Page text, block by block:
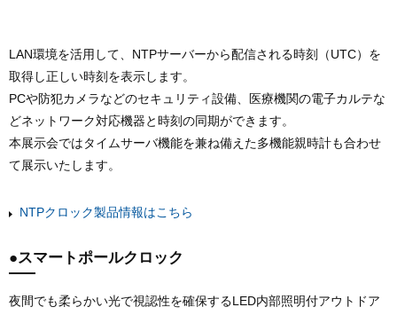
LAN環境を活用して、NTPサーバーから配信される時刻（UTC）を
取得し正しい時刻を表示します。
PCや防犯カメラなどのセキュリティ設備、医療機関の電子カルテな
どネットワーク対応機器と時刻の同期ができます。
本展示会ではタイムサーバ機能を兼ね備えた多機能親時計も合わせ
て展示いたします。
NTPクロック製品情報はこちら
●スマートポールクロック
夜間でも柔らかい光で視認性を確保するLED内部照明付アウトドア